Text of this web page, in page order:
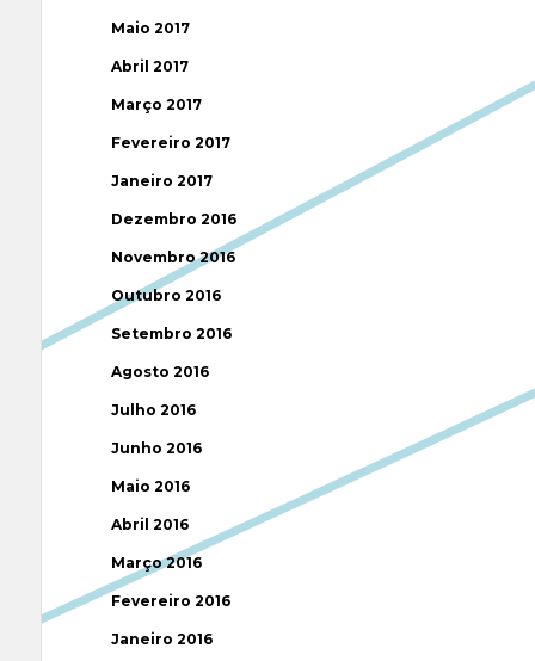
Maio 2017
Abril 2017
Março 2017
Fevereiro 2017
Janeiro 2017
Dezembro 2016
Novembro 2016
Outubro 2016
Setembro 2016
Agosto 2016
Julho 2016
Junho 2016
Maio 2016
Abril 2016
Março 2016
Fevereiro 2016
Janeiro 2016